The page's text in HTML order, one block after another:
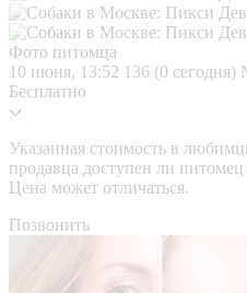
Фото питомца
10 июня, 13:52 136 (0 сегодня)
Бесплатно
Указанная стоимость в
продавца доступен ли питомец
Цена может отличаться.
Позвонить